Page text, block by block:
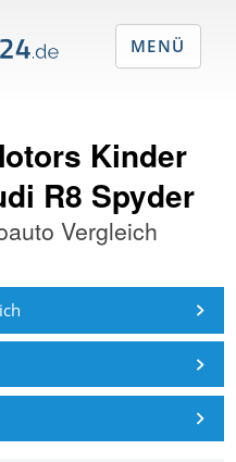
Kinder
R8 Spyder
Vergleich
MENÜ